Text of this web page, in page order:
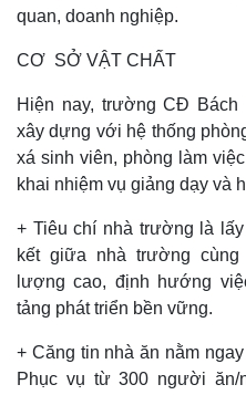
quan, doanh nghiệp.
CƠ SỞ VẬT CHẤT
Hiện nay, trường CĐ
xây dựng với hệ thống
xá sinh viên, phòng làm
khai nhiệm vụ giảng dạy và
+ Tiêu chí nhà trường là
kết giữa nhà trường
lượng cao, định hướng
tảng phát triển bền vững.
+ Căng tin nhà ăn nằm
Phục vụ từ 300 người ăn/